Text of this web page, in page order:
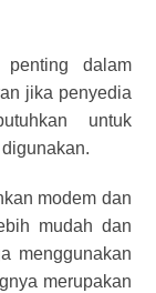
dalam
jika penyedia
untuk
modem dan
mudah dan
menggunakan
merupakan